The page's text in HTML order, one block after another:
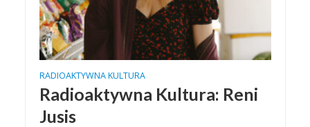
RADIOAKTYWNA KULTURA
Radioaktywna Kultura: Reni
Jusis